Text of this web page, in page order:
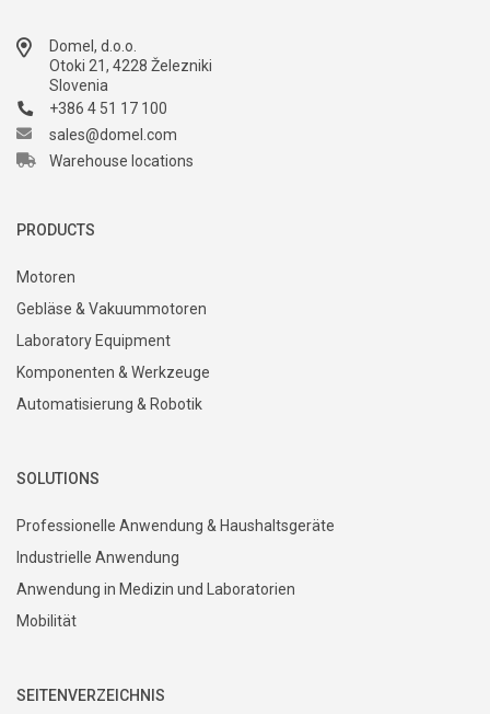
Domel, d.o.o.
Otoki 21, 4228 Železniki
Slovenia
+386 4 51 17 100
sales@domel.com
Warehouse locations
PRODUCTS
Motoren
Gebläse & Vakuummotoren
Laboratory Equipment
Komponenten & Werkzeuge
Automatisierung & Robotik
SOLUTIONS
Professionelle Anwendung & Haushaltsgeräte
Industrielle Anwendung
Anwendung in Medizin und Laboratorien
Mobilität
SEITENVERZEICHNIS